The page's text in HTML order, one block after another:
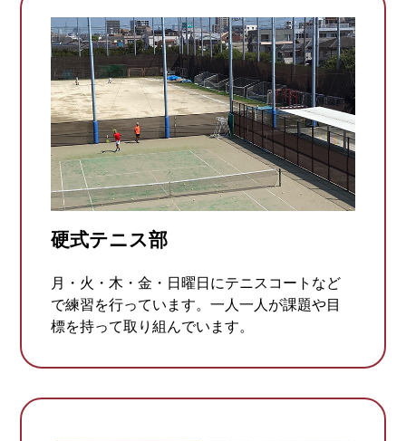
硬式テニス部
月・火・木・金・日曜日にテニスコートなど
で練習を行っています。一人一人が課題や目
標を持って取り組んでいます。